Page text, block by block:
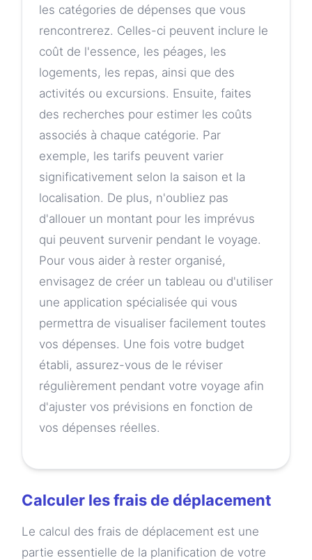
les catégories de dépenses que vous
rencontrerez. Celles-ci peuvent inclure le
coût de l'essence, les péages, les
logements, les repas, ainsi que des
activités ou excursions. Ensuite, faites
des recherches pour estimer les coûts
associés à chaque catégorie. Par
exemple, les tarifs peuvent varier
significativement selon la saison et la
localisation. De plus, n'oubliez pas
d'allouer un montant pour les imprévus
qui peuvent survenir pendant le voyage.
Pour vous aider à rester organisé,
envisagez de créer un tableau ou d'utiliser
une application spécialisée qui vous
permettra de visualiser facilement toutes
vos dépenses. Une fois votre budget
établi, assurez-vous de le réviser
régulièrement pendant votre voyage afin
d'ajuster vos prévisions en fonction de
vos dépenses réelles.
Calculer les frais de déplacement
Le calcul des frais de déplacement est une
partie essentielle de la planification de votre